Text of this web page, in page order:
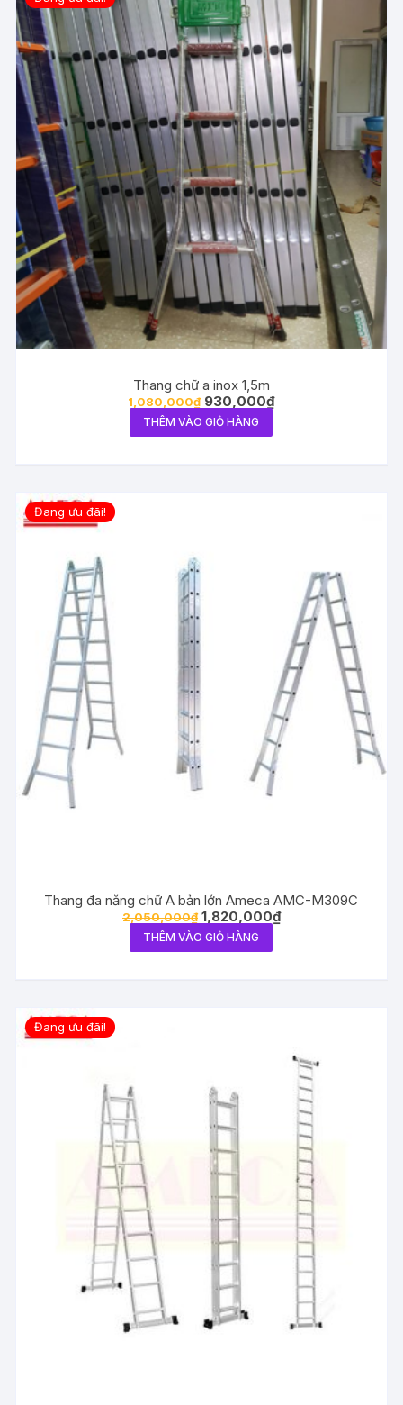
Thang chữ a inox 1,5m
1,080,000₫ 930,000₫
THÊM VÀO GIỎ HÀNG
Đang ưu đãi!
Thang đa năng chữ A bản lớn Ameca AMC-M309C
2,050,000₫ 1,820,000₫
THÊM VÀO GIỎ HÀNG
Đang ưu đãi!